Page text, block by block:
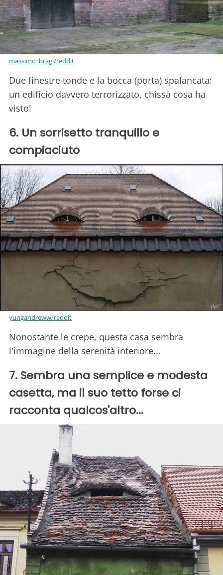
massimo_bragi/reddit
Due finestre tonde e la bocca (porta) spalancata:
un edificio davvero terrorizzato, chissà cosa ha
visto!
6. Un sorrisetto tranquillo e
compiaciuto
yungandreww/reddit
Nonostante le crepe, questa casa sembra
l'immagine della serenità interiore...
7. Sembra una semplice e modesta
casetta, ma il suo tetto forse ci
racconta qualcos'altro...